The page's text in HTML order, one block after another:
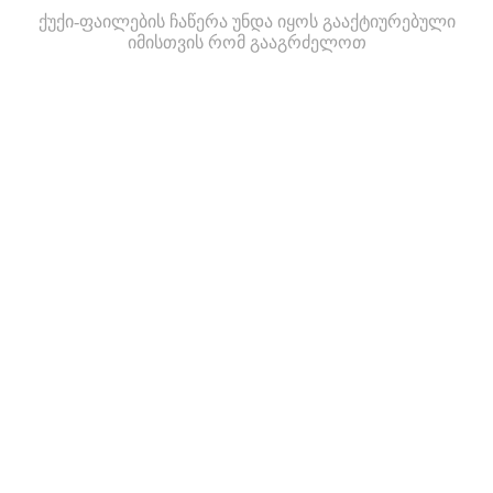
ქუქი-ფაილების ჩაწერა უნდა იყოს გააქტიურებული
იმისთვის რომ გააგრძელოთ